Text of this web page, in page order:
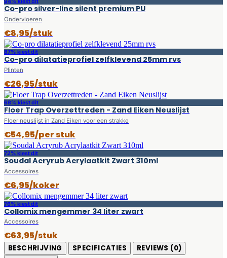
94% kiest dit
Co-pro silver-line silent premium PU
Ondervloeren
€8,95/stuk
87% kiest dit
Co-pro dilatatieprofiel zelfklevend 25mm rvs
Plinten
€26,95/stuk
68% kiest dit
Floer Trap Overzettreden - Zand Eiken Neuslijst
Floer neuslijst in Zand Eiken voor een strakke
€54,95/per stuk
72% kiest dit
Soudal Acryrub Acrylaatkit Zwart 310ml
Accessoires
€6,95/koker
76% kiest dit
Collomix mengemmer 34 liter zwart
Accessoires
€63,95/stuk
BESCHRIJVING SPECIFICATIES
REVIEWS (0)